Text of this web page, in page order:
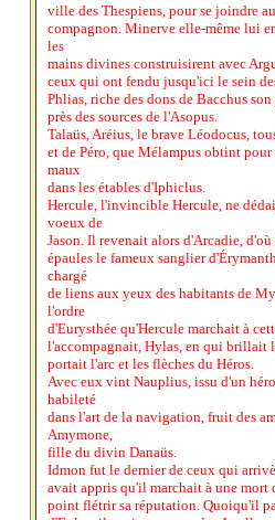
ville des Thespiens, pour se joindre
compagnon. Minerve elle-même lui
les
mains divines construisirent avec
ceux qui ont fendu jusqu'ici le sein
Phlias, riche des dons de Bacchus
près des sources de l'Asopus.
Talaüs, Aréius, le brave Léodocus,
et de Péro, que Mélampus obtint
maux
dans les étables d'Iphiclus.
Hercule, l'invincible Hercule, ne
voeux de
Jason. Il revenait alors d'Arcadie,
épaules le fameux sanglier
chargé
de liens aux yeux des habitants de
l'ordre
d'Eurysthée qu'Hercule marchait à
l'accompagnait, Hylas, en qui brillait
portait l'arc et les flèches du Héros.
Avec eux vint Nauplius, issu d'un
habileté
dans l'art de la navigation, fruit des
Amymone,
fille du divin Danaüs.
Idmon fut le dernier de ceux qui
avait appris qu'il marchait à une mort
point flétrir sa réputation. Quoiqu'il